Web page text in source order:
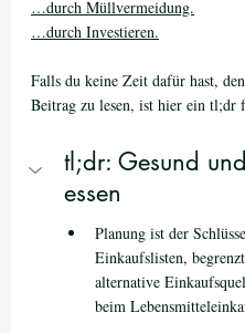
…durch Müllvermeidung.
…durch Investieren.
Falls du keine Zeit dafür hast,
Beitrag zu lesen, ist hier ein tl;dr
tl;dr: Gesund
essen
Planung ist der
Einkaufslisten,
alternative
beim